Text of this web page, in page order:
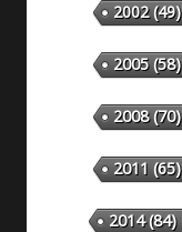
2002(49)
2005(58)
2008(70)
2011 (65)
2014(84)